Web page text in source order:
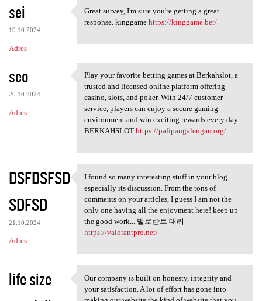
sei
19.10.2024
Adres
Great survey, I'm sure you're
Great survey, I'm sure you're getting a great
response. kinggame https://kinggame.bet/
seo
20.10.2024
Adres
Play your favorite betting
Play your favorite betting games at Berkahslot, a
trusted and licensed online platform offering
casino, slots, and poker. With 24/7 customer
service, players can enjoy a secure gaming
environment and win exciting rewards every day.
BERKAHSLOT https://pafipangalengan.org/
DSFDSFSD
SDFSD
21.10.2024
Adres
I found so many interesting
I found so many interesting stuff in your blog
especially its discussion. From the tons of
comments on your articles, I guess I am not the
only one having all the enjoyment here! keep up
the good work... 발로란트 대리
https://valorantpro.net/
life size
Our company is built on
Our company is built on honesty, integrity and
your satisfaction. A lot of effort has gone into